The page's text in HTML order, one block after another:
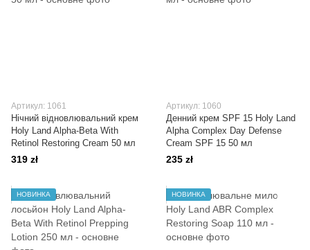
Артикул: 1061
Нічний відновлювальний крем
Holy Land Alpha-Beta With
Retinol Restoring Cream 50 мл
319 zł
Артикул: 1060
Денний крем SPF 15 Holy Land
Alpha Complex Day Defense
Cream SPF 15 50 мл
235 zł
НОВИНКА НОВИНКА